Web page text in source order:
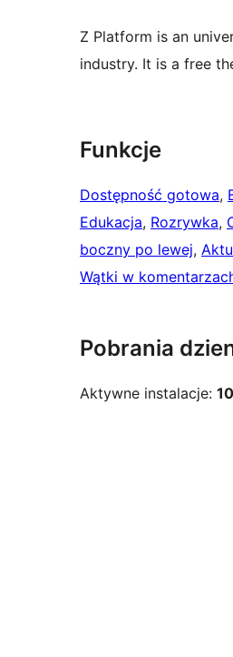
Z Platform is an
industry. It is a free
Funkcje
Dostępność gotowa,
Edukacja, Rozrywka,
boczny po lewej,
Wątki w
Pobrania
Aktywne instalacje: